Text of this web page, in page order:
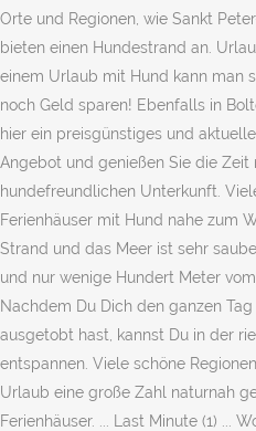
Orte und Regionen, wie Sankt
bieten einen Hundestrand an.
einem Urlaub mit Hund kann man
noch Geld sparen! Ebenfalls in
hier ein preisgünstiges und
Angebot und genießen Sie die
hundefreundlichen Unterkunft.
Ferienhäuser mit Hund nahe zum
Strand und das Meer ist sehr
und nur wenige Hundert Meter
Nachdem Du Dich den ganzen
ausgetobt hast, kannst Du in der
entspannen. Viele schöne
Urlaub eine große Zahl naturnah
Ferienhäuser. ... Last Minute (1) ...